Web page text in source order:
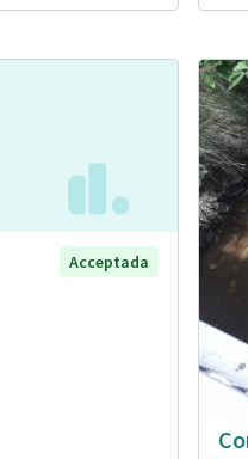
Acceptada